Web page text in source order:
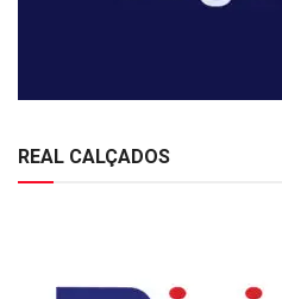
REAL CALÇADOS